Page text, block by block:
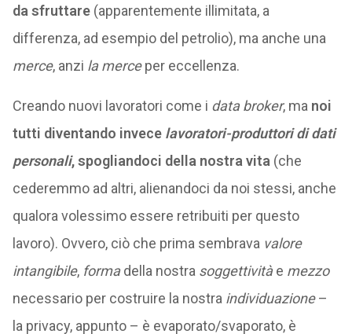
da sfruttare(apparentemente illimitata, a
differenza, ad esempio del petrolio), ma anche una
merce, anzi la merceper eccellenza.
Creando nuovi lavoratori come i data broker, ma noi
tutti diventando invece lavoratori-produttori di dati
personali, spogliandoci della nostra vita (che
cederemmo ad altri, alienandoci da noi stessi, anche
qualora volessimo essere retribuiti per questo
lavoro). Ovvero, ciò che prima sembrava valore
intangibile, formadella nostra soggettivitàe mezzo
necessario per costruire la nostra individuazione–
la privacy, appunto – è evaporato/svaporato, è